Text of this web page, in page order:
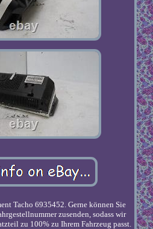
Tacho 6935452. Gerne können Sie
zusenden, sodass wir
zu 100% zu Ihrem Fahrzeug passt.